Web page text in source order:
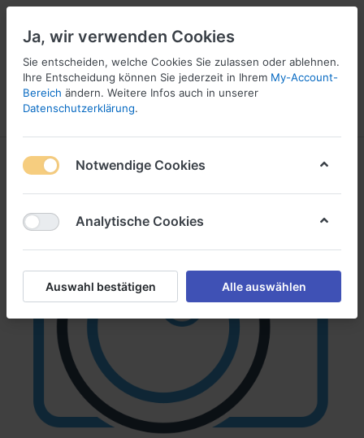
☎ 037296 69240
Menü Anmelden
Ja, wir verwenden Cookies
Sie entscheiden, welche Cookies Sie zulassen oder ablehnen.
Ihre Entscheidung können Sie jederzeit in Ihrem My-Account-
Bereich ändern. Weitere Infos auch in unserer
Datenschutzerklärung.
Notwendige Cookies
Analytische Cookies
Auswahl bestätigen Alle auswählen